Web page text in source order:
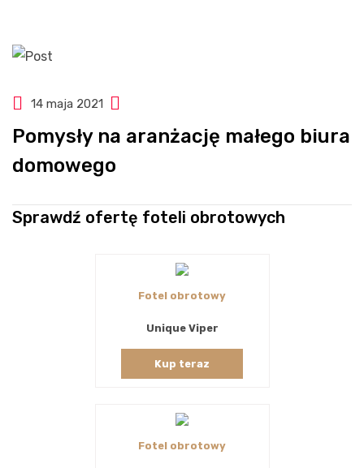
14 maja 2021
Pomysły na aranżację małego biura
domowego
Sprawdź ofertę foteli obrotowych
Fotel obrotowy
Unique Viper
Kup teraz
Fotel obrotowy